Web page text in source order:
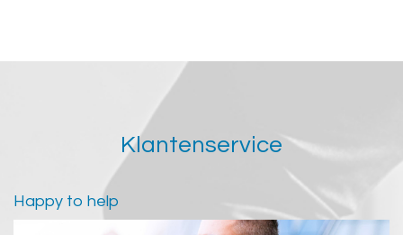
Klantenservice
Happy to help